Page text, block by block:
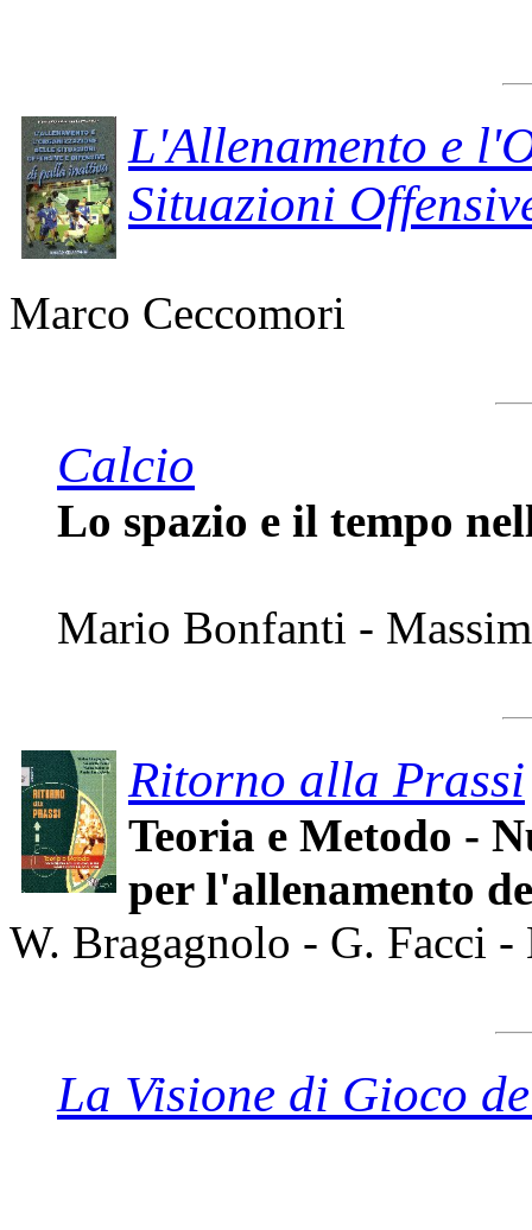
L'Allenamento e
Situazioni
Marco Ceccomori
Calcio
Lo spazio e il tempo
Mario Bonfanti -
Ritorno alla Prassi
Teoria e Metodo -
per l'allenamento
W. Bragagnolo - G. Facci
La Visione di Gioco